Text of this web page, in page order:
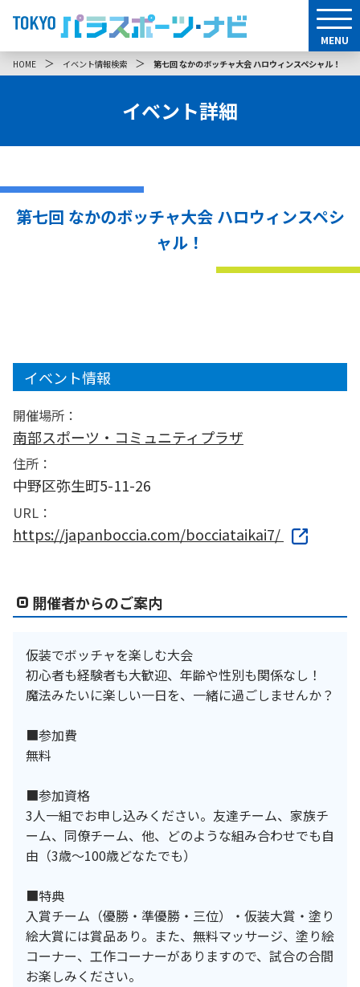
MENU
HOME ＞ イベント情報検索 ＞ 第七回 なかのボッチャ大会 ハロウィンスペシャル！
イベント詳細
第七回 なかのボッチャ大会 ハロウィンスペシ
ャル！
イベント情報
開催場所：
南部スポーツ・コミュニティプラザ
住所：
中野区弥生町5-11-26
URL：
https://japanboccia.com/bocciataikai7/
開催者からのご案内
仮装でボッチャを楽しむ大会
初心者も経験者も大歓迎、年齢や性別も関係なし！
魔法みたいに楽しい一日を、一緒に過ごしませんか？
■参加費
無料
■参加資格
3人一組でお申し込みください。友達チーム、家族チ
ーム、同僚チーム、他、どのような組み合わせでも自
由（3歳～100歳どなたでも）
■特典
入賞チーム（優勝・準優勝・三位）・仮装大賞・塗り
絵大賞には賞品あり。また、無料マッサージ、塗り絵
コーナー、工作コーナーがありますので、試合の合間
お楽しみください。